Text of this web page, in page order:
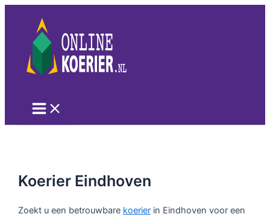
inhoud
Main
Menu
Koerier Eindhoven
Zoekt u een betrouwbare koerierin Eindhoven voor een